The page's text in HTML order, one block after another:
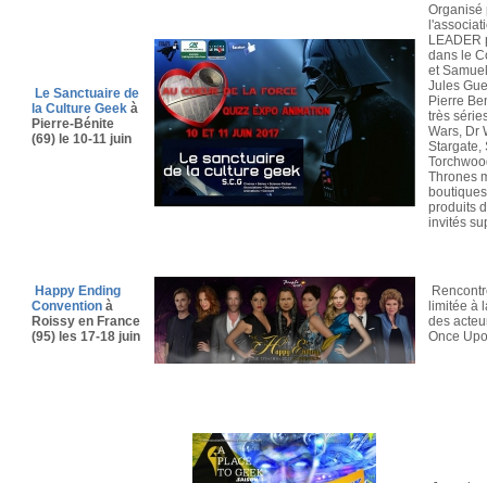
Le Sanctuaire de
la Culture Geek à
Pierre-Bénite
(69) le 10-11 juin
Organisé
LEADER
dans le
et
Jules
Pierre
très
Wars, Dr
Stargate,
Thrones
produits
invités
Happy Ending
Convention à
Roissy en France
(95) les 17-18 juin
limitée à
des
Once